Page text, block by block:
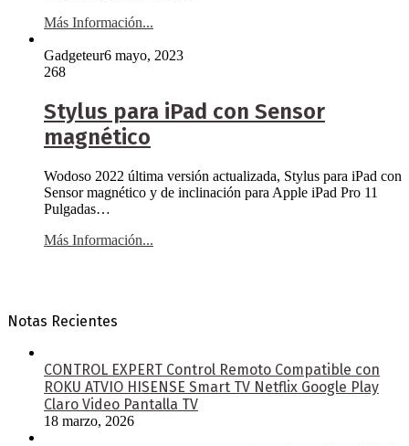
Más Información...
Gadgeteur6 mayo, 2023
268
Stylus para iPad con Sensor
magnético
Wodoso 2022 última versión actualizada, Stylus para iPad con
Sensor magnético y de inclinación para Apple iPad Pro 11
Pulgadas…
Más Información...
Notas Recientes
CONTROL EXPERT Control Remoto Compatible con
ROKU ATVIO HISENSE Smart TV Netflix Google Play
Claro Video Pantalla TV
18 marzo, 2026